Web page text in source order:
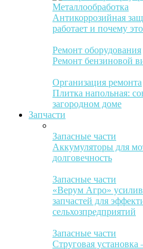
Металлообработка
Антикоррозийная
работает и почему
Ремонт оборудования
Ремонт бензиновой
Организация ремонта
Плитка напольная:
загородном доме
Запчасти
Запасные части
Аккумуляторы для
долговечность
Запасные части
«Верум Агро»
запчастей для
сельхозпредприятий
Запасные части
Струговая